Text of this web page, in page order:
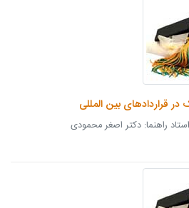
قراردادهای بین المللی
راهنما: دکتر اصغر محمودی